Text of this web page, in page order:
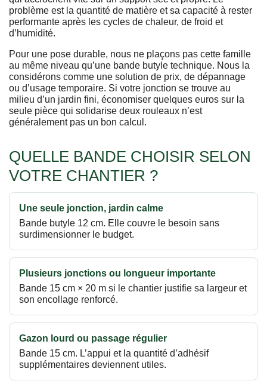
problème est la quantité de matière et sa capacité à rester
performante après les cycles de chaleur, de froid et
d’humidité.
Pour une pose durable, nous ne plaçons pas cette famille
au même niveau qu’une bande butyle technique. Nous la
considérons comme une solution de prix, de dépannage
ou d’usage temporaire. Si votre jonction se trouve au
milieu d’un jardin fini, économiser quelques euros sur la
seule pièce qui solidarise deux rouleaux n’est
généralement pas un bon calcul.
QUELLE BANDE CHOISIR SELON
VOTRE CHANTIER ?
Une seule jonction, jardin calme
Bande butyle 12 cm. Elle couvre le besoin sans
surdimensionner le budget.
Plusieurs jonctions ou longueur importante
Bande 15 cm × 20 m si le chantier justifie sa largeur et
son encollage renforcé.
Gazon lourd ou passage régulier
Bande 15 cm. L’appui et la quantité d’adhésif
supplémentaires deviennent utiles.